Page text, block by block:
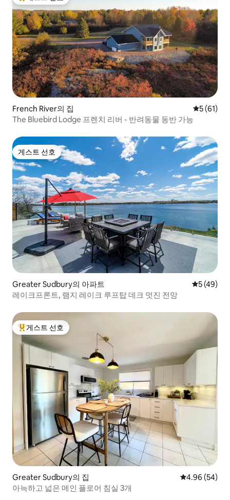
French River의 집 평점 5점
5 (61)
The Bluebird Lodge 프렌치 리버 - 반려동물 동반 가능
게스트 선호
게스트 선호
Greater Sudbury의 아파트 평점 5점(5
5 (49)
레이크프론트, 램지 레이크 루프탑 데크 멋진 전망
상위 게스트 선호
게스트 선호
Greater Sudbury의 집 평점 4.96점(5
4.96 (54)
아늑하고 넓은 메인 플로어 침실 3개